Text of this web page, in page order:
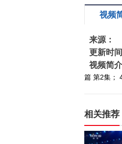
视频
来源：
更新时间
视频简介
篇 第2集；
相关推荐